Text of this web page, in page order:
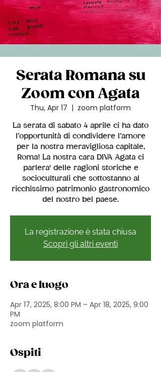
Serata Romana su
Zoom con Agata
Thu, Apr 17
  |
zoom platform
La serata di sabato 4 aprile ci ha dato
l’opportunità di condividere l’amore
per la nostra meravigliosa capitale,
Roma! La nostra cara DIVA Agata ci
parlera' delle ragioni storiche e
socioculturali che sottostanno al
ricchissimo patrimonio gastronomico
del nostro bel paese.
La registrazione è stata chiusa
Scopri gli altri eventi
Ora e luogo
Apr 17, 2025, 8:00 PM – Apr 18, 2025, 9:00
PM
zoom platform
Ospiti